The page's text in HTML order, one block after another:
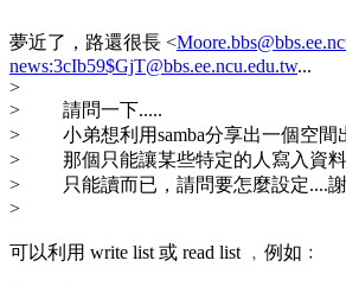
夢近了，路還很長 <
news:3cIb59$GjT@bbs.ee.ncu.edu.tw...
>
> 請問一下.....
> 小弟想利用samba分享出一個空間
> 那個只能讓某些特定的人寫入資料
> 只能讀而已，請問要怎麼設定....謝
>
可以利用 write list 或 read list ﹐例如﹕